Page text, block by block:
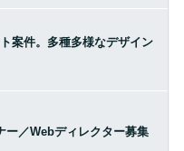
案件。多種多様なデザイン
ー／Webディレクター募集